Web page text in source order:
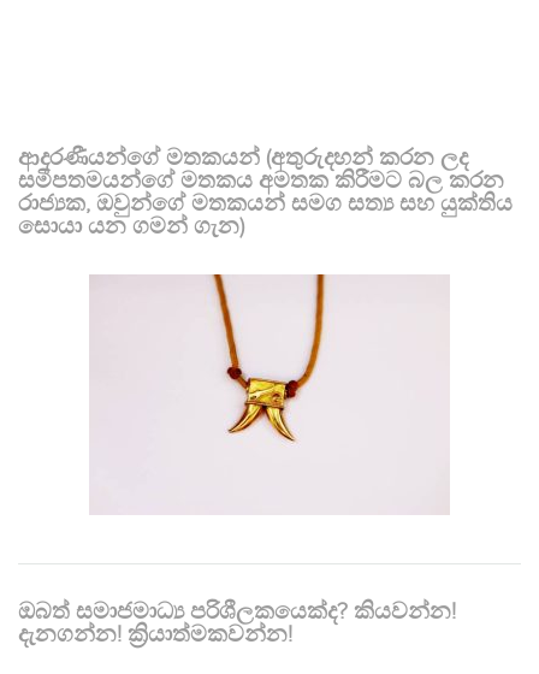
ආදරණීයන්ගේ මතකයන් (අතුරුදහන් කරන ලද
සමීපතමයන්ගේ මතකය අමතක කිරීමට බල කරන
රාජ්‍යක, ඔවුන්ගේ මතකයන් සමග සත්‍ය සහ යුක්තිය
සොයා යන ගමන් ගැන)
ඔබත් සමාජමාධ්‍ය පරිශීලකයෙක්ද? කියවන්න!
දැනගන්න! ක්‍රියාත්මකවන්න!